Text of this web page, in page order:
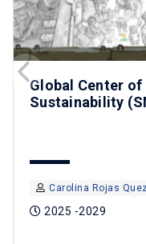
Global Center
Sustainability
Carolina Rojas
2025 -2029